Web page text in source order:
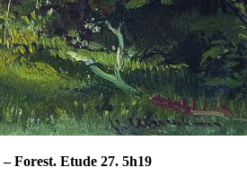
–Forest. Etude 27. 5h19